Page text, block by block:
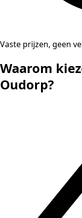
Vaste prijzen, geen
Waarom
Oudorp?